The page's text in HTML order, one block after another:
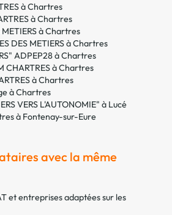
à Chartres
à Chartres
à Chartres
DES METIERS à Chartres
ADPEP28 à Chartres
CHARTRES à Chartres
à Chartres
à Chartres
VERS L'AUTONOMIE" à Lucé
à Fontenay-sur-Eure
avec la même
et entreprises adaptées sur les